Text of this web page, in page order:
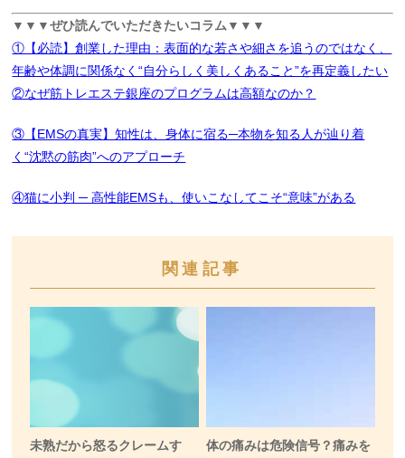
▼▼▼ぜひ読んでいただきたいコラム▼▼▼
①【必読】創業した理由：表面的な若さや細さを追うのではなく、
年齢や体調に関係なく“自分らしく美しくあること”を再定義したい
②なぜ筋トレエステ銀座のプログラムは高額なのか？
③【EMSの真実】知性は、身体に宿る─本物を知る人が辿り着
く“沈黙の筋肉”へのアプローチ
④猫に小判 ─ 高性能EMSも、使いこなしてこそ“意味”がある
関連記事
未熟だから怒るクレームす
体の痛みは危険信号？痛みを